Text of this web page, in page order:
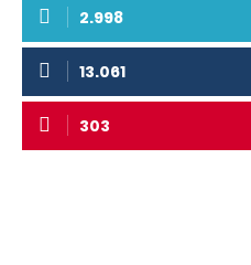
2.998
13.061
303